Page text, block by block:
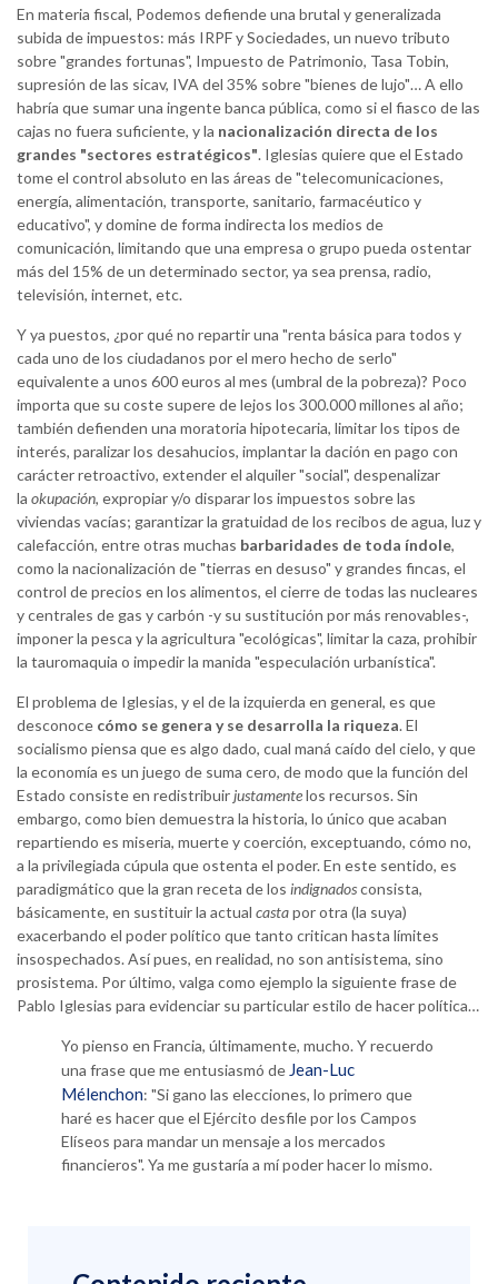
En materia fiscal, Podemos defiende una brutal y generalizada
subida de impuestos: más IRPF y Sociedades, un nuevo tributo
sobre "grandes fortunas", Impuesto de Patrimonio, Tasa Tobin,
supresión de las sicav, IVA del 35% sobre "bienes de lujo"… A ello
habría que sumar una ingente banca pública, como si el fiasco de las
cajas no fuera suficiente, y la nacionalización directa de los
grandes "sectores estratégicos". Iglesias quiere que el Estado
tome el control absoluto en las áreas de "telecomunicaciones,
energía, alimentación, transporte, sanitario, farmacéutico y
educativo", y domine de forma indirecta los medios de
comunicación, limitando que una empresa o grupo pueda ostentar
más del 15% de un determinado sector, ya sea prensa, radio,
televisión, internet, etc.
Y ya puestos, ¿por qué no repartir una "renta básica para todos y
cada uno de los ciudadanos por el mero hecho de serlo"
equivalente a unos 600 euros al mes (umbral de la pobreza)? Poco
importa que su coste supere de lejos los 300.000 millones al año;
también defienden una moratoria hipotecaria, limitar los tipos de
interés, paralizar los desahucios, implantar la dación en pago con
carácter retroactivo, extender el alquiler "social", despenalizar
la okupación, expropiar y/o disparar los impuestos sobre las
viviendas vacías; garantizar la gratuidad de los recibos de agua, luz y
calefacción, entre otras muchas barbaridades de toda índole,
como la nacionalización de "tierras en desuso" y grandes fincas, el
control de precios en los alimentos, el cierre de todas las nucleares
y centrales de gas y carbón -y su sustitución por más renovables-,
imponer la pesca y la agricultura "ecológicas", limitar la caza, prohibir
la tauromaquia o impedir la manida "especulación urbanística".
El problema de Iglesias, y el de la izquierda en general, es que
desconoce cómo se genera y se desarrolla la riqueza. El
socialismo piensa que es algo dado, cual maná caído del cielo, y que
la economía es un juego de suma cero, de modo que la función del
Estado consiste en redistribuirjustamentelos recursos. Sin
embargo, como bien demuestra la historia, lo único que acaban
repartiendo es miseria, muerte y coerción, exceptuando, cómo no,
a la privilegiada cúpula que ostenta el poder. En este sentido, es
paradigmático que la gran receta de los indignadosconsista,
básicamente, en sustituir la actual castapor otra (la suya)
exacerbando el poder político que tanto critican hasta límites
insospechados. Así pues, en realidad, no son antisistema, sino
prosistema. Por último, valga como ejemplo la siguiente frase de
Pablo Iglesias para evidenciar su particular estilo de hacer política…
Yo pienso en Francia, últimamente, mucho. Y recuerdo
una frase que me entusiasmó de Jean-Luc
Mélenchon: "Si gano las elecciones, lo primero que
haré es hacer que el Ejército desfile por los Campos
Elíseos para mandar un mensaje a los mercados
financieros". Ya me gustaría a mí poder hacer lo mismo.